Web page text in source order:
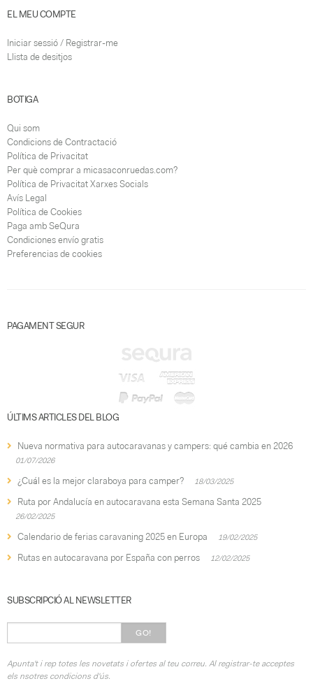
EL MEU COMPTE
Iniciar sessió / Registrar-me
Llista de desitjos
BOTIGA
Qui som
Condicions de Contractació
Política de Privacitat
Per què comprar a micasaconruedas.com?
Política de Privacitat Xarxes Socials
Avís Legal
Política de Cookies
Paga amb SeQura
Condiciones envío gratis
Preferencias de cookies
PAGAMENT SEGUR
ÚLTIMS ARTICLES DEL BLOG
Nueva normativa para autocaravanas y campers: qué cambia en 2026
01/07/2026
¿Cuál es la mejor claraboya para camper? 18/03/2025
Ruta por Andalucía en autocaravana esta Semana Santa 2025
26/02/2025
Calendario de ferias caravaning 2025 en Europa 19/02/2025
Rutas en autocaravana por España con perros 12/02/2025
SUBSCRIPCIÓ AL NEWSLETTER
GO!
Apunta't i rep totes les novetats i ofertes al teu correu. Al registrar-te acceptes
els nsotres condicions d'ús.